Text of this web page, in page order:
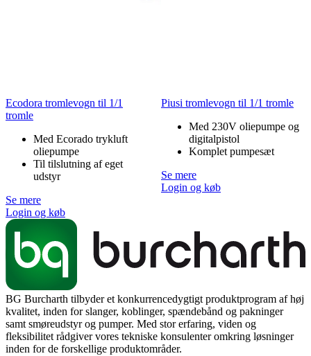
Ecodora tromlevogn til 1/1
tromle
Med Ecorado trykluft
oliepumpe
Til tilslutning af eget
udstyr
Se mere
Login og køb
Piusi tromlevogn til 1/1 tromle
Med 230V oliepumpe og
digitalpistol
Komplet pumpesæt
Se mere
Login og køb
BG Burcharth tilbyder et konkurrencedygtigt produktprogram af høj
kvalitet, inden for slanger, koblinger, spændebånd og pakninger
samt smøreudstyr og pumper. Med stor erfaring, viden og
fleksibilitet rådgiver vores tekniske konsulenter omkring løsninger
inden for de forskellige produktområder.